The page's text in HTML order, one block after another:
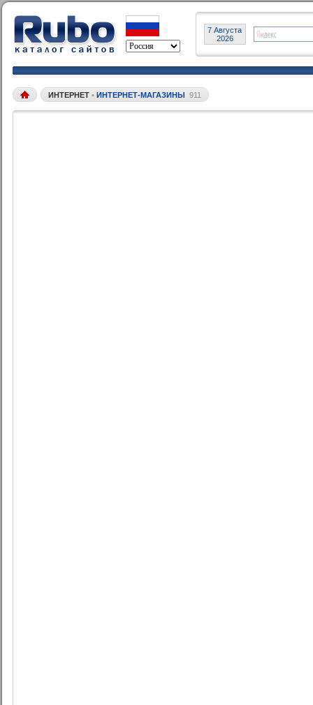
7 Августа
2026
ИНТЕРНЕТ • ИНТЕРНЕТ-МАГАЗИНЫ 911